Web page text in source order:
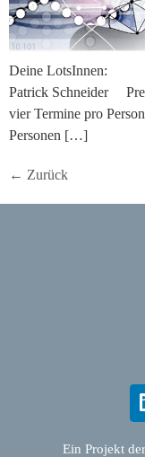
Deine LotsInnen:
Patrick
vier Termine pro
Personen […]
← Zurück
Ein Projekt